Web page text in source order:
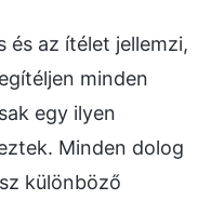
az ítélet jellemzi,
minden
egy ilyen
Minden dolog
különböző